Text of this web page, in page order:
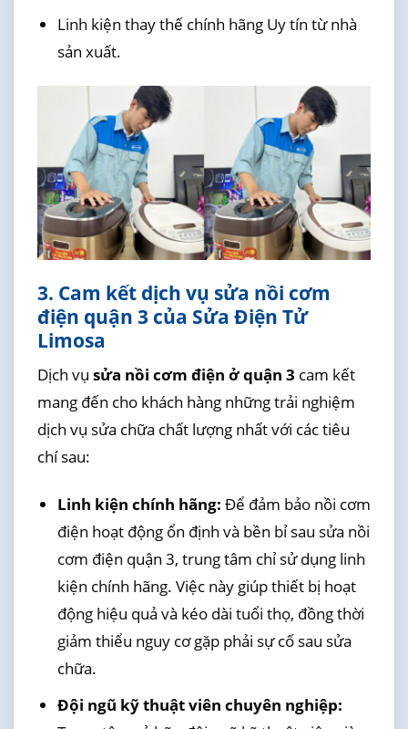
Linh kiện thay thế chính hãng Uy tín từ nhà
sản xuất.
3. Cam kết dịch vụ sửa nồi cơm
điện quận 3 của Sửa Điện Tử
Limosa
Dịch vụ sửa nồi cơm điện ở quận 3 cam kết
mang đến cho khách hàng những trải nghiệm
dịch vụ sửa chữa chất lượng nhất với các tiêu
chí sau:
Linh kiện chính hãng: Để đảm bảo nồi cơm
điện hoạt động ổn định và bền bỉ sau sửa nồi
cơm điện quận 3, trung tâm chỉ sử dụng linh
kiện chính hãng. Việc này giúp thiết bị hoạt
động hiệu quả và kéo dài tuổi thọ, đồng thời
giảm thiểu nguy cơ gặp phải sự cố sau sửa
chữa.
Đội ngũ kỹ thuật viên chuyên nghiệp: